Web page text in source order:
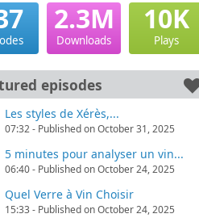
sur la pédagogie du vin),
(Wine and Spirit Education Trust),
son métier et sa passion du vin.
de vin, obtenir une certification dans
delà de cette démarche pédagogique,
2.3M
Downloads
10K
Plays
episodes
Les styles de Xérès,...
07:32 - Published on October 31, 2025
5 minutes pour analyser un vin...
06:40 - Published on October 24, 2025
Quel Verre à Vin Choisir
15:33 - Published on October 24, 2025